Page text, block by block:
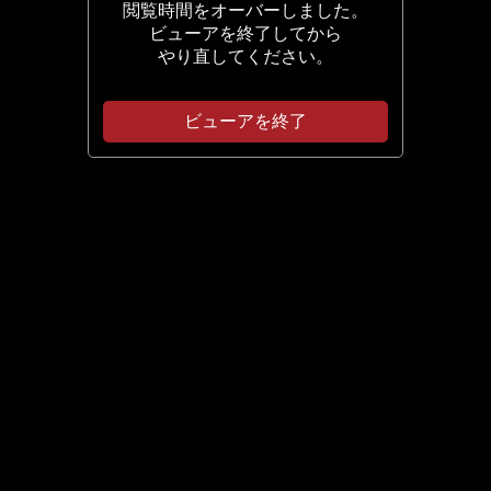
閲覧時間をオーバーしました。
ビューアを終了してから
やり直してください。
ビューアを終了